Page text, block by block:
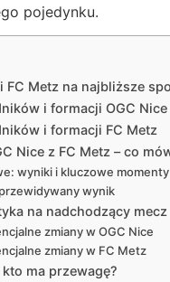
pojedynku.
FC Metz na najbliższe
i formacji OGC Nice
i formacji FC Metz
Nice z FC Metz – co
wyniki i kluczowe momenty
wynik
na nadchodzący mecz
zmiany w OGC Nice
zmiany w FC Metz
ma przewagę?